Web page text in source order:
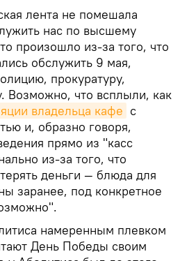
лента не помешала
нас по высшему
произошло из-за того, что
обслужить 9 мая,
прокуратуру,
Возможно, что всплыли, как
владельца кафе с
и, образно говоря,
прямо из "касс
из-за того, что
деньги — блюда для
заранее, под конкретное
намеренным плевком
День Победы своим